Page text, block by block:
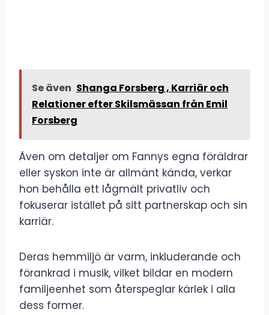
Se även Shanga Forsberg , Karriär och
Relationer efter Skilsmässan från Emil
Forsberg
Även om detaljer om Fannys egna föräldrar
eller syskon inte är allmänt kända, verkar
hon behålla ett lågmält privatliv och
fokuserar istället på sitt partnerskap och sin
karriär.
Deras hemmiljö är varm, inkluderande och
förankrad i musik, vilket bildar en modern
familjeenhet som återspeglar kärlek i alla
dess former.